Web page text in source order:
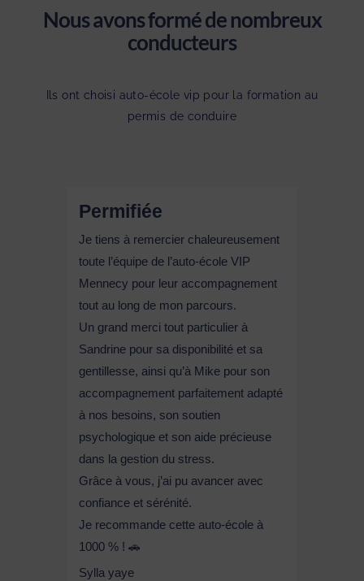
Nous avons formé de nombreux
conducteurs
Ils ont choisi auto-école vip pour la formation au
permis de conduire
Permifiée
Je tiens à remercier chaleureusement
toute l’équipe de l’auto-école VIP
Mennecy pour leur accompagnement
tout au long de mon parcours.
Un grand merci tout particulier à
Sandrine pour sa disponibilité et sa
gentillesse, ainsi qu’à Mike pour son
accompagnement parfaitement adapté
à nos besoins, son soutien
psychologique et son aide précieuse
dans la gestion du stress.
Grâce à vous, j’ai pu avancer avec
confiance et sérénité.
Je recommande cette auto-école à
1000 % ! 🚗
Sylla yaye